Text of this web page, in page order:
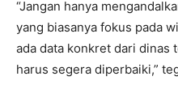
“Jangan hanya
yang biasanya fokus pada
ada data konkret dari dinas
harus segera diperbaiki,”